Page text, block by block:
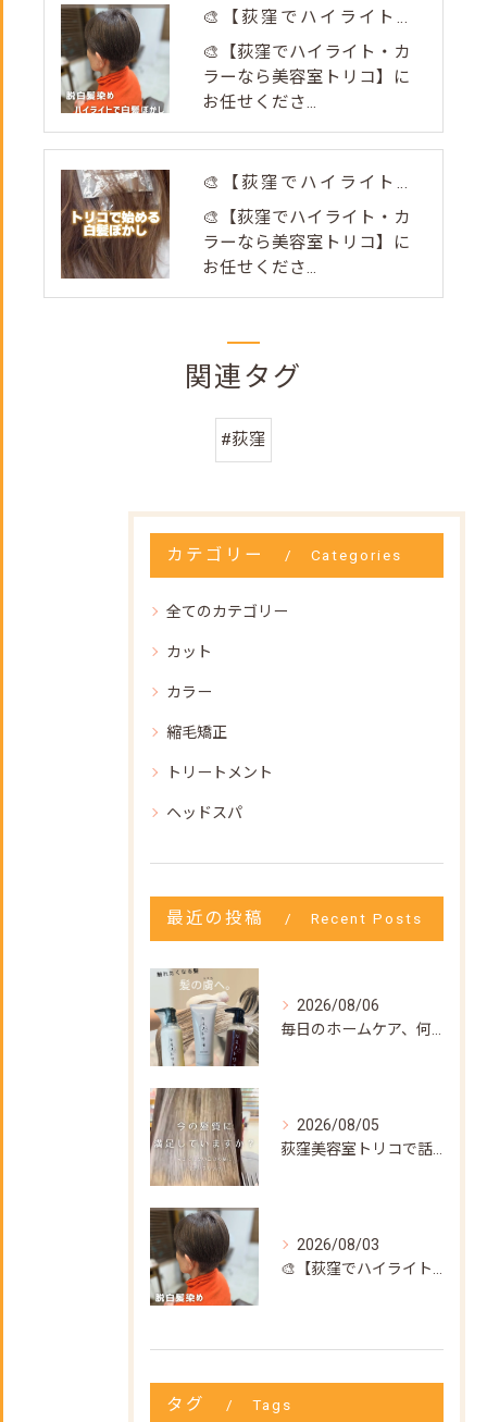
🎨【荻窪でハイライト・カラーなら美容室トリコ】にお任せくださ...
🎨【荻窪でハイライト・カ
ラーなら美容室トリコ】に
お任せくださ...
🎨【荻窪でハイライト・カラーなら美容室トリコ】にお任せくださ...
🎨【荻窪でハイライト・カ
ラーなら美容室トリコ】に
お任せくださ...
関連タグ
#荻窪
カテゴリー Categories
全てのカテゴリー
カット
カラー
縮毛矯正
トリートメント
ヘッドスパ
最近の投稿 Recent Posts
2026/08/06
2026/08/05
2026/08/03
タグ Tags